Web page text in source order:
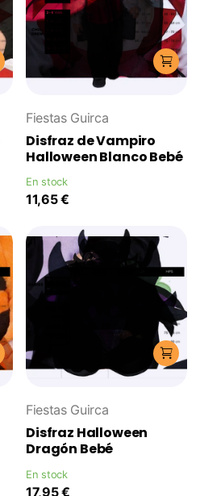
Fiestas Guirca
Disfraz de Vampiro
Halloween Blanco Bebé
En stock
11,65 €
Fiestas Guirca
Disfraz Halloween
Dragón Bebé
En stock
17,95 €